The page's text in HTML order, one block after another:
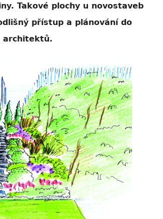
Takové plochy u novostaveb
přístup a plánování do
architektů.